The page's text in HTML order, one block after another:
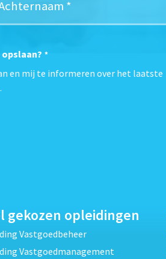
*
en mij te informeren over het laatste
gekozen opleidingen
Vastgoedbeheer
Vastgoedmanagement